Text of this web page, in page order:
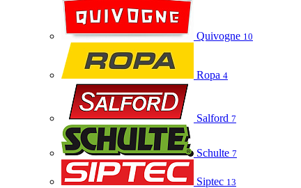
Quivogne 10
Ropa 4
Salford 7
Schulte 7
Siptec 13